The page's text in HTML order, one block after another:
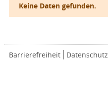
Keine Daten gefunden.
Barrierefreiheit Datenschutz